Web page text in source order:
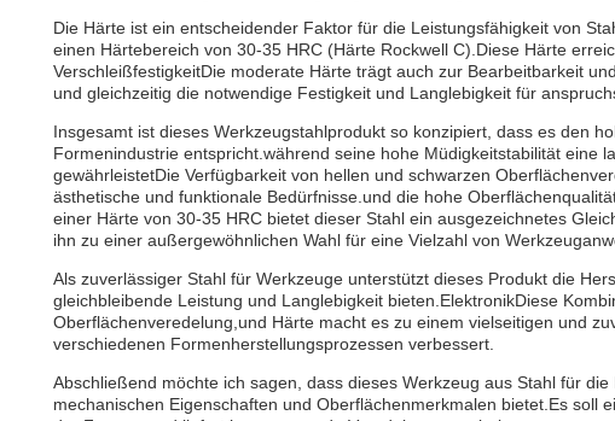
Die Härte ist ein entscheidender Faktor für die Leistungsfähigkeit von
einen Härtebereich von 30-35 HRC (Härte Rockwell C).Diese Härte
VerschleißfestigkeitDie moderate Härte trägt auch zur Bearbeitbarkeit
und gleichzeitig die notwendige Festigkeit und Langlebigkeit für
Insgesamt ist dieses Werkzeugstahlprodukt so konzipiert, dass es den
Formenindustrie entspricht.während seine hohe Müdigkeitstabilität eine
gewährleistetDie Verfügbarkeit von hellen und schwarzen
ästhetische und funktionale Bedürfnisse.und die hohe
einer Härte von 30-35 HRC bietet dieser Stahl ein ausgezeichnetes
ihn zu einer außergewöhnlichen Wahl für eine Vielzahl von
Als zuverlässiger Stahl für Werkzeuge unterstützt dieses Produkt die
gleichbleibende Leistung und Langlebigkeit bieten.ElektronikDiese
Oberflächenveredelung,und Härte macht es zu einem vielseitigen und
verschiedenen Formenherstellungsprozessen verbessert.
Abschließend möchte ich sagen, dass dieses Werkzeug aus Stahl für
mechanischen Eigenschaften und Oberflächenmerkmalen bietet.Es soll